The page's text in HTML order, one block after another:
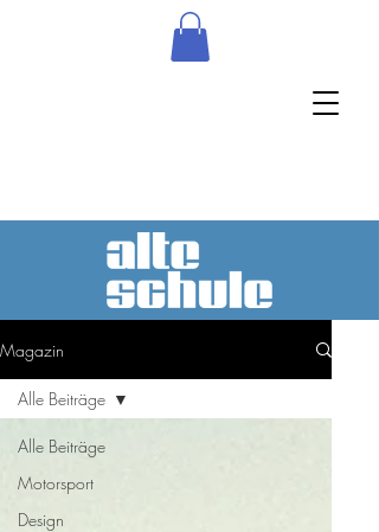
Magazin
Alle Beiträge
Motorsport
Design
Alle Beiträge